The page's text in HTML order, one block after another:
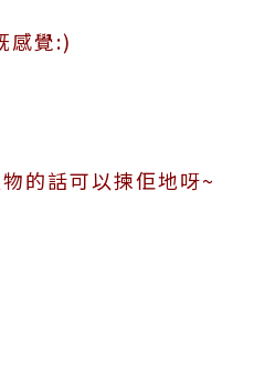
感覺:)
的話可以揀佢地呀~